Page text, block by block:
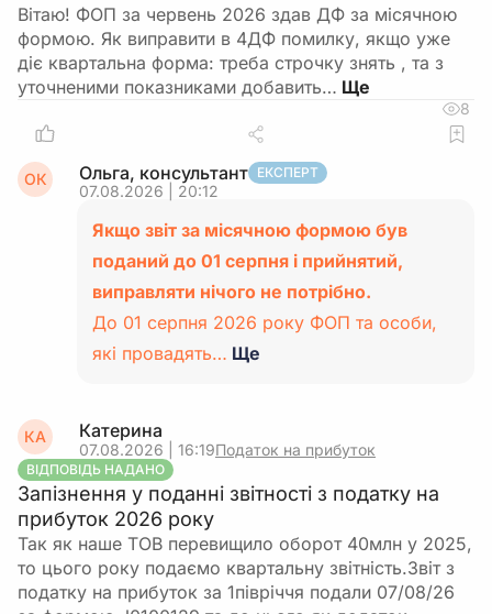
Вітаю! ФОП за червень 2026 здав ДФ за місячною
формою. Як виправити в 4ДФ помилку, якщо уже
діє квартальна форма: треба строчку знять , та з
уточненими показниками добавить…
8
ОК Ольга, консультант ЕКСПЕРТ
07.08.2026 | 20:12
Якщо звіт за місячною формою був
поданий до 01 серпня і прийнятий,
виправляти нічого не потрібно.
До 01 серпня 2026 року ФОП та особи,
які провадять… Ще
КА Катерина
07.08.2026 | 16:19Податок на прибуток
ВІДПОВІДЬ НАДАНО
Запізнення у поданні звітності з податку на
прибуток 2026 року
Так як наше ТОВ перевищило оборот 40млн у 2025,
то цього року подаємо квартальну звітність.Звіт з
податку на прибуток за 1півріччя подали 07/08/26